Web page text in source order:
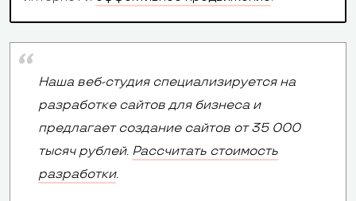
Визитка,
портал,
Уровень
пользователей
Продвинутые
Продвинутые
Наша веб-студия специализируется на
разработке сайтов для бизнеса и
предлагает создание сайтов от 35 000
тысяч рублей. Рассчитать стоимость
разработки.